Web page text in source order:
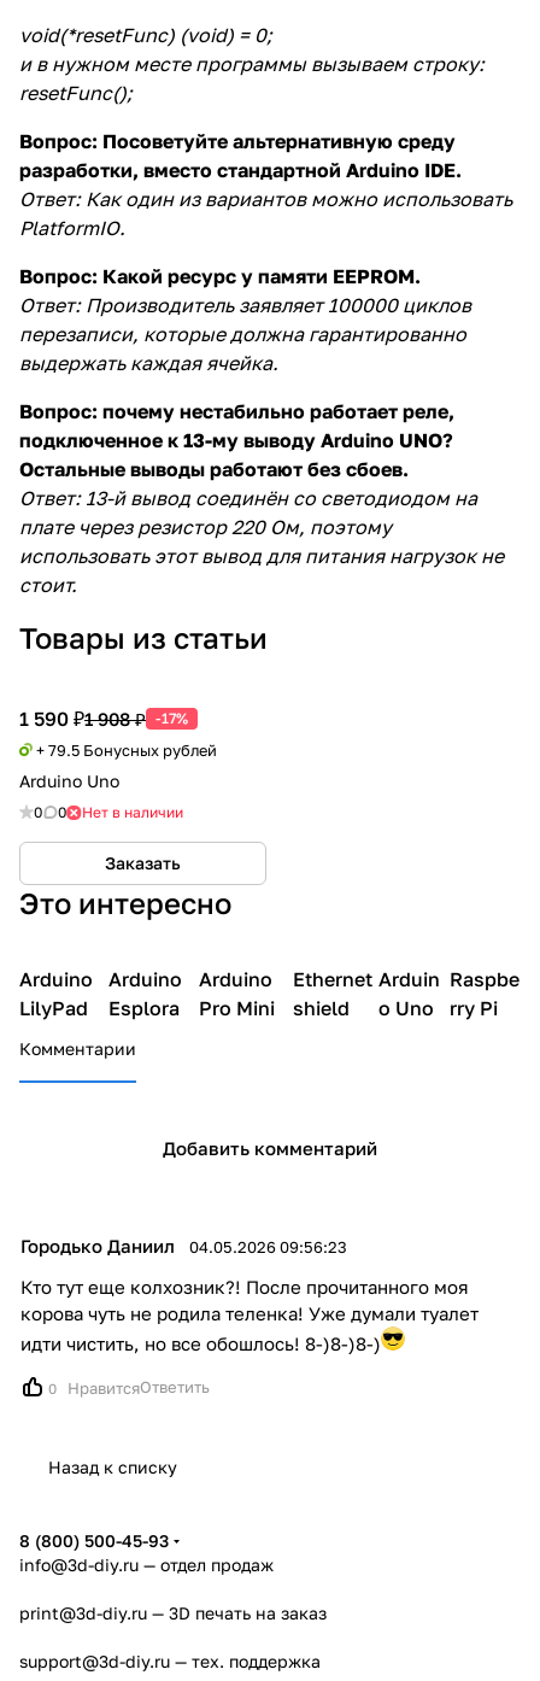
void(*resetFunc) (void) = 0;
и в нужном месте программы вызываем строку:
resetFunc();
Вопрос: Посоветуйте альтернативную среду
разработки, вместо стандартной Arduino IDE.
Ответ:Как один из вариантов можно использовать
PlatformIO.
Вопрос: Какой ресурс у памяти EEPROM.
Ответ:Производитель заявляет 100000 циклов
перезаписи, которые должна гарантированно
выдержать каждая ячейка.
Вопрос: почему нестабильно работает реле,
подключенное к 13-му выводу Arduino UNO?
Остальные выводы работают без сбоев.
Ответ:13-й вывод соединён со светодиодом на
плате через резистор 220 Ом, поэтому
использовать этот вывод для питания нагрузок не
стоит.
Товары из статьи
1 590 ₽1 908 ₽ -17%
+ 79.5 Бонусных рублей
Arduino Uno
0 0 Нет в наличии
Заказать
Это интересно
Arduino
платы
Arduino
LilyPad
Arduino
платы
Arduino
Esplora
Arduino
платы
Arduino
Pro Mini
Arduino
платы
Ethernet
shield
Arduino
платы
Arduin
o Uno
Arduino
платы
Raspbe
rry Pi
Комментарии
Добавить комментарий
Городько Даниил 04.05.2026 09:56:23
Кто тут еще колхозник?! После прочитанного моя
корова чуть не родила теленка! Уже думали туалет
идти чистить, но все обошлось! 8-)8-)8-)
0 НравитсяОтветить
Назад к списку
8 (800) 500-45-93
info@3d-diy.ru — отдел продаж
print@3d-diy.ru — 3D печать на заказ
support@3d-diy.ru — тех. поддержка